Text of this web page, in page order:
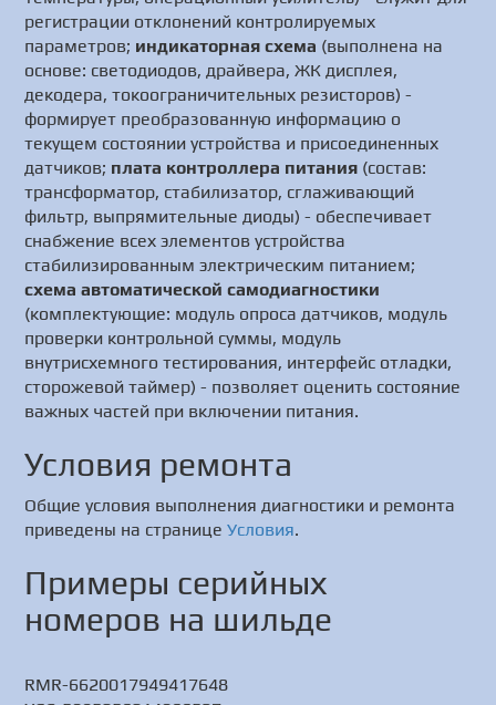
регистрации отклонений контролируемых
параметров; индикаторная схема (выполнена на
основе: светодиодов, драйвера, ЖК дисплея,
декодера, токоограничительных резисторов) -
формирует преобразованную информацию о
текущем состоянии устройства и присоединенных
датчиков; плата контроллера питания (состав:
трансформатор, стабилизатор, сглаживающий
фильтр, выпрямительные диоды) - обеспечивает
снабжение всех элементов устройства
стабилизированным электрическим питанием;
схема автоматической самодиагностики
(комплектующие: модуль опроса датчиков, модуль
проверки контрольной суммы, модуль
внутрисхемного тестирования, интерфейс отладки,
сторожевой таймер) - позволяет оценить состояние
важных частей при включении питания.
Условия ремонта
Общие условия выполнения диагностики и ремонта
приведены на страницеУсловия.
Примеры серийных
номеров на шильде
RMR-6620017949417648